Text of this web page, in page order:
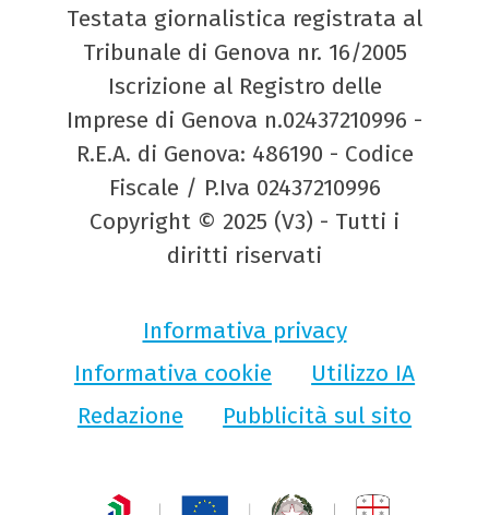
Testata giornalistica registrata al
Tribunale di Genova nr. 16/2005
Iscrizione al Registro delle
Imprese di Genova n.02437210996 -
R.E.A. di Genova: 486190 - Codice
Fiscale / P.Iva 02437210996
Copyright © 2025 (V3) - Tutti i
diritti riservati
Informativa privacy
Informativa cookie
Utilizzo IA
Redazione
Pubblicità sul sito